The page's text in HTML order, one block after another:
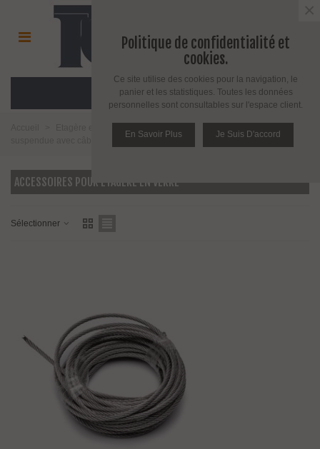
MENU
ACCESSOIRES POUR ÉTAGÈRE EN VERRE
Sélectionner
Politique de confidentialité et
cookies.
Ce site utilise des cookies pour la navigation, le
panier et les statistiques. Toutes les données
personnelles sont consultables sur l'espace client.
En Savoir Plus Je Suis D'accord